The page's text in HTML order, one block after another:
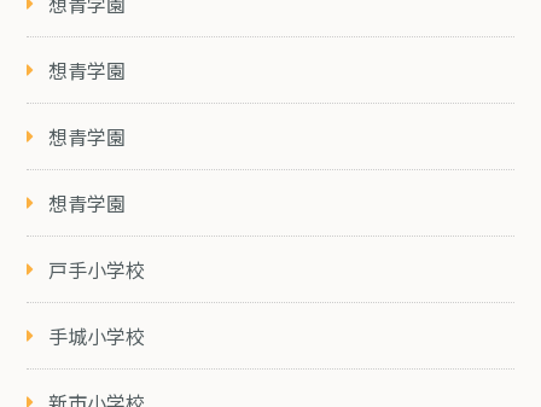
想青学園
想青学園
想青学園
戸手小学校
手城小学校